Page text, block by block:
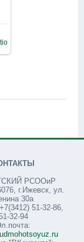
РСООиР
г.Ижевск, ул.
30а
51-32-86,
32-94